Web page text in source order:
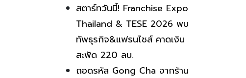
สตาร์ทวันนี้! Franchise Expo
Thailand & TESE 2026 พบ
ทัพธุรกิจ&แฟรนไชส์ คาดเงิน
สะพัด 220 ลบ.
ถอดรหัส Gong Cha จากร้าน